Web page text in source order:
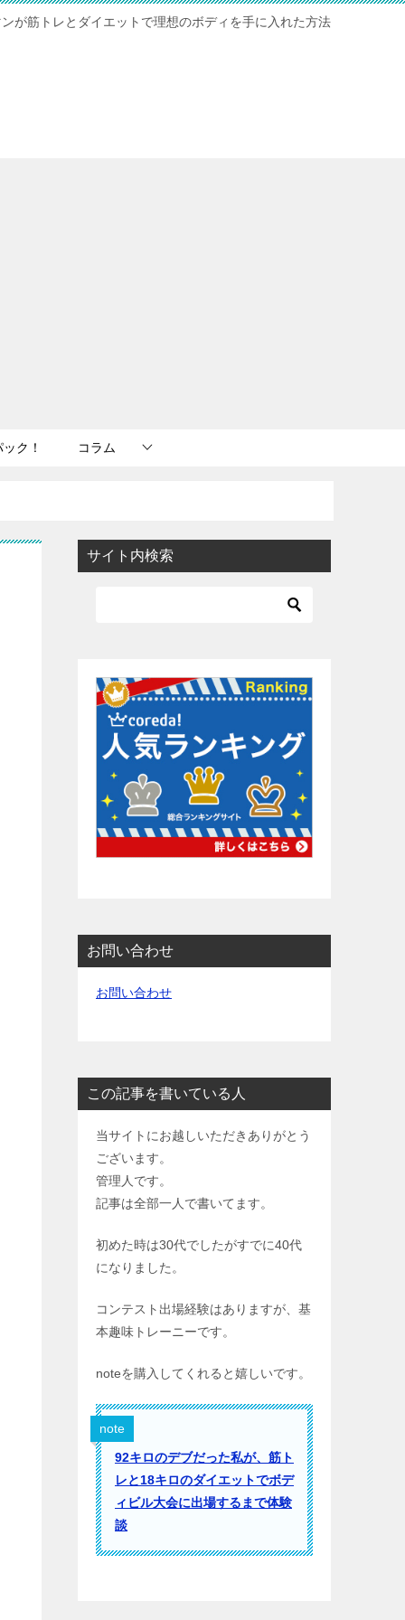
が筋トレとダイエットで理想のボディを手に入れた方法
ク！ コラム
サイト内検索
お問い合わせ
お問い合わせ
この記事を書いている人
当サイトにお越しいただきありがとう
ございます。
管理人です。
記事は全部一人で書いてます。
初めた時は30代でしたがすでに40代
になりました。
コンテスト出場経験はありますが、基
本趣味トレーニーです。
noteを購入してくれると嬉しいです。
note
92キロのデブだった私が、筋ト
レと18キロのダイエットでボデ
ィビル大会に出場するまで体験
談